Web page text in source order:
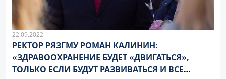
22.09.2022
РЕКТОР РЯЗГМУ РОМАН КАЛИНИН:
«ЗДРАВООХРАНЕНИЕ БУДЕТ «ДВИГАТЬСЯ»,
ТОЛЬКО ЕСЛИ БУДУТ РАЗВИВАТЬСЯ И ВСЕ